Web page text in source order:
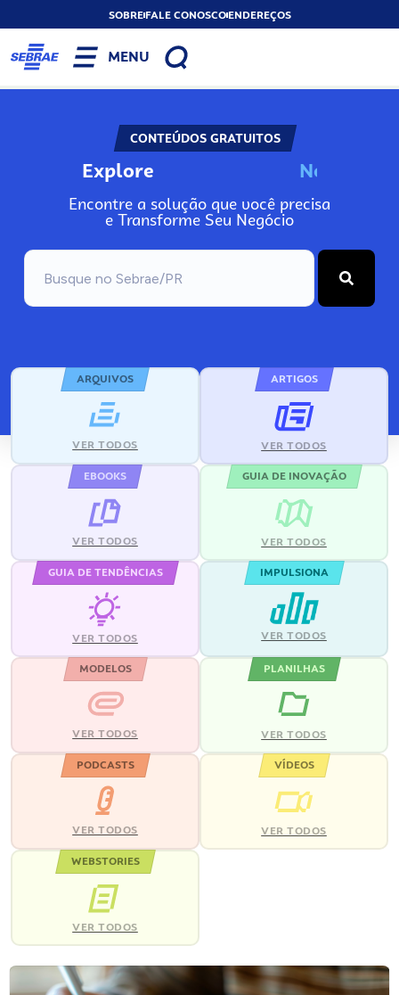
SOBREFALE CONOSCOENDEREÇOS
MENU
CONTEÚDOS GRATUITOS
Explore No
Encontre a solução que você precisa
e Transforme Seu Negócio
ARQUIVOS
VER TODOS
ARTIGOS
VER TODOS
EBOOKS
VER TODOS
GUIA DE INOVAÇÃO
VER TODOS
GUIA DE TENDÊNCIAS
VER TODOS
IMPULSIONA
VER TODOS
MODELOS
VER TODOS
PLANILHAS
VER TODOS
PODCASTS
VER TODOS
VÍDEOS
VER TODOS
WEBSTORIES
VER TODOS